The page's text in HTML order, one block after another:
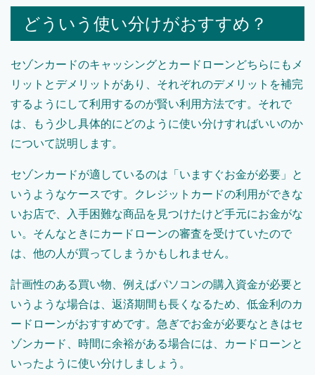
どういう使い分けがおすすめ？
セゾンカードのキャッシングとカードローンどちらにもメ
リットとデメリットがあり、それぞれのデメリットを補完
するようにして利用するのが賢い利用方法です。それで
は、もう少し具体的にどのように使い分けすればいいのか
について説明します。
セゾンカードが適しているのは「いますぐお金が必要」と
いうようなケースです。クレジットカードの利用ができな
いお店で、入手困難な商品を見つけたけど手元にお金がな
い。そんなときにカードローンの審査を受けていたので
は、他の人が買ってしまうかもしれません。
計画性のある買い物、例えばパソコンの購入資金が必要と
いうような場合は、返済期間も長くなるため、低金利のカ
ードローンがおすすめです。急ぎでお金が必要なときはセ
ゾンカード、時間に余裕がある場合には、カードローンと
いったように使い分けしましょう。